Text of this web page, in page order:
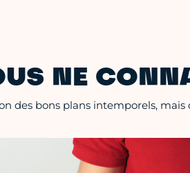
NE
des bons plans intemporels,